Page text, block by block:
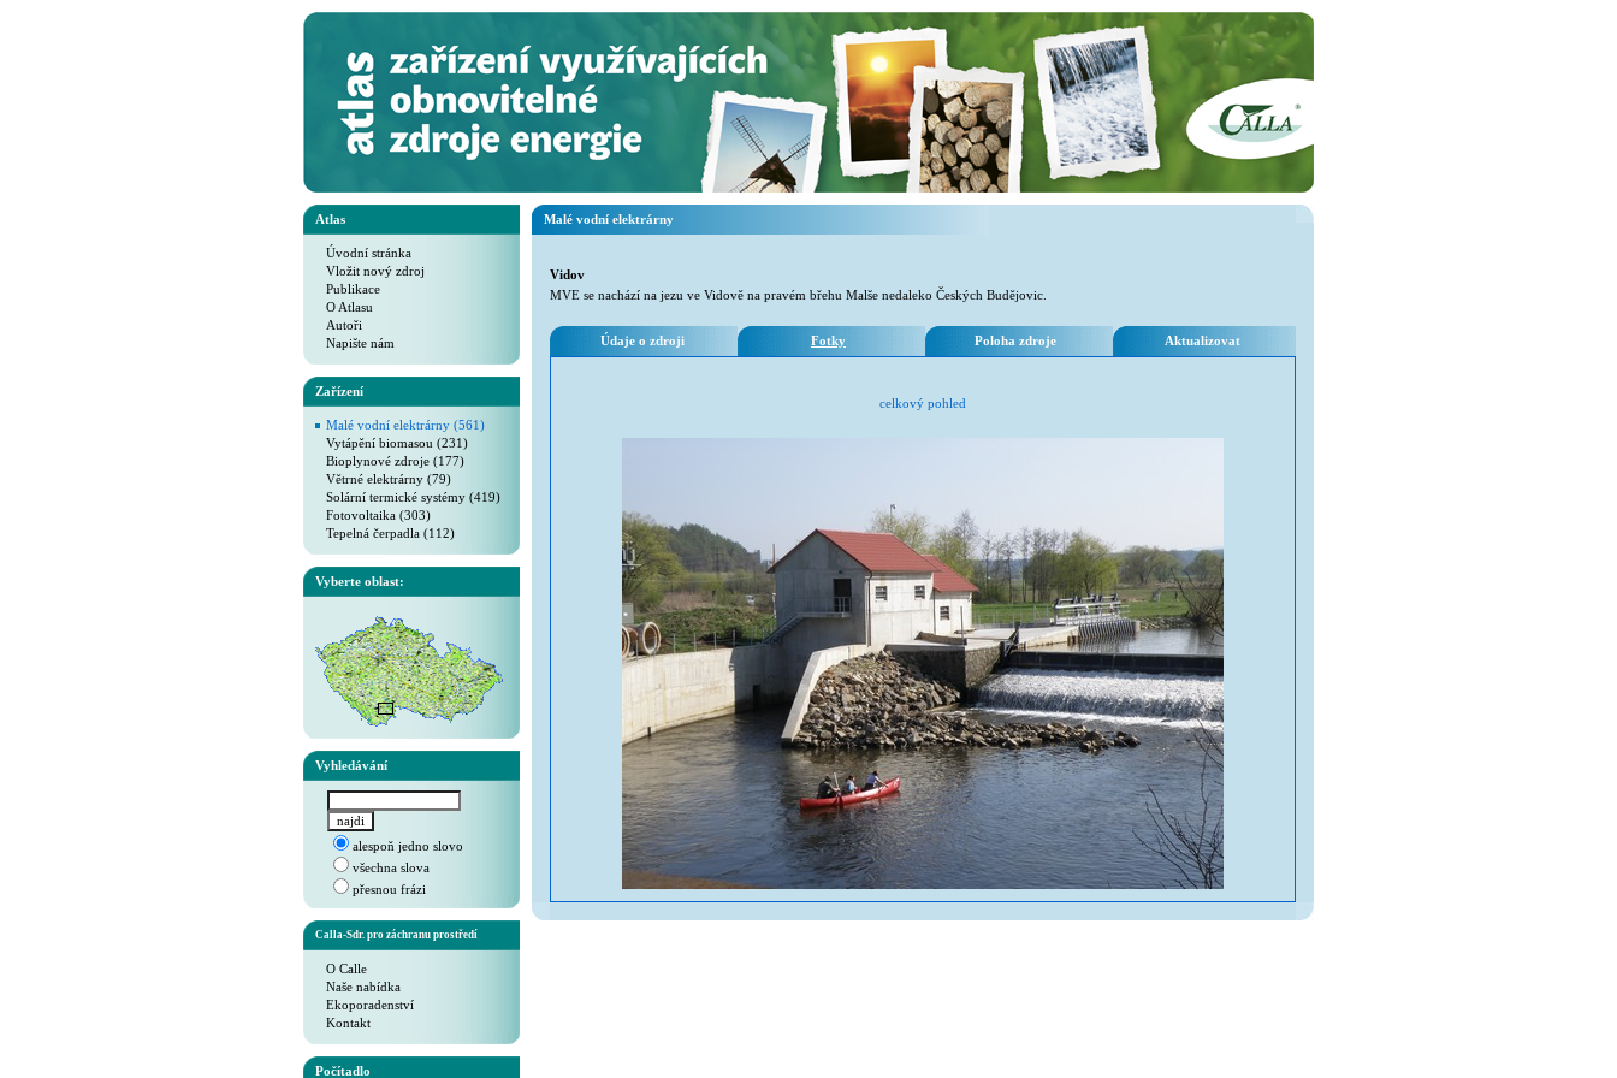
Atlas
Úvodní stránka
Vložit nový zdroj
Publikace
O Atlasu
Autoři
Napište nám
Zařízení
Malé vodní elektrárny (561)
Vytápění biomasou (231)
Bioplynové zdroje (177)
Větrné elektrárny (79)
Solární termické systémy (419)
Fotovoltaika (303)
Tepelná čerpadla (112)
Vyberte oblast:
Vyhledávání
alespoň jedno slovo
všechna slova
přesnou frázi
Calla-Sdr. pro záchranu prostředí
O Calle
Naše nabídka
Ekoporadenství
Kontakt
Počítadlo
Malé vodní elektrárny
Vidov
MVE se nachází na jezu ve Vidově na pravém břehu Malše nedaleko Českých Budějovic.
Údaje o zdroji Fotky Poloha zdroje Aktualizovat
celkový pohled